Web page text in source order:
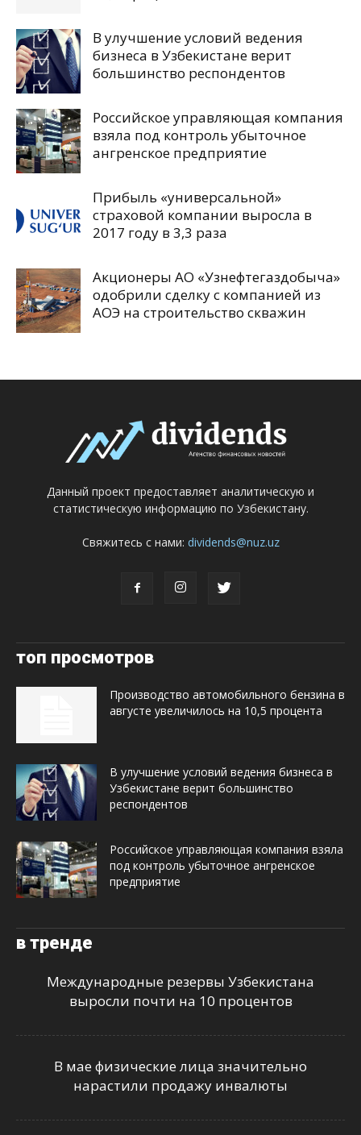
В улучшение условий ведения
бизнеса в Узбекистане верит
большинство респондентов
Российское управляющая компания
взяла под контроль убыточное
ангренское предприятие
Прибыль «универсальной»
страховой компании выросла в
2017 году в 3,3 раза
Акционеры АО «Узнефтегаздобыча»
одобрили сделку с компанией из
АОЭ на строительство скважин
Данный проект предоставляет аналитическую и
статистическую информацию по Узбекистану.
Свяжитесь с нами: dividends@nuz.uz
топ просмотров
Производство автомобильного бензина в
августе увеличилось на 10,5 процента
В улучшение условий ведения бизнеса в
Узбекистане верит большинство
респондентов
Российское управляющая компания взяла
под контроль убыточное ангренское
предприятие
в тренде
Международные резервы Узбекистана
выросли почти на 10 процентов
В мае физические лица значительно
нарастили продажу инвалюты